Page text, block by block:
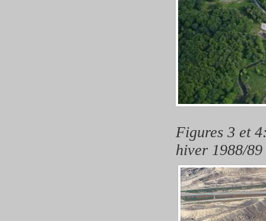
Figures 3 et
hiver 1988/